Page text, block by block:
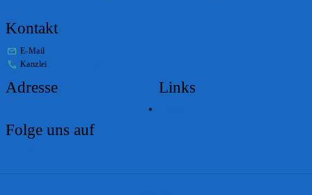
Kontakt
E-Mail
Kanzlei
Adresse Links
Folge uns auf